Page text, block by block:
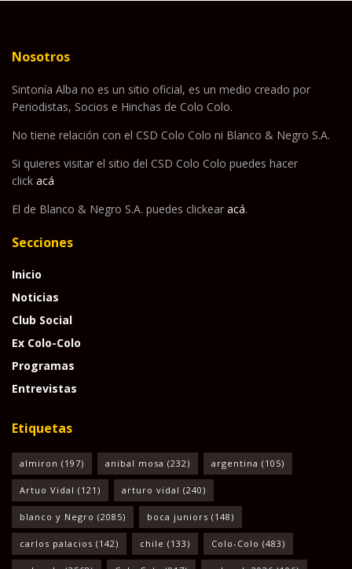
Nosotros
Sintonía Alba no es un sitio oficial, es un medio creado por
Periodistas, Socios e Hinchas de Colo Colo.
No tiene relación con el CSD Colo Colo ni Blanco & Negro S.A.
Si quieres visitar el sitio del CSD Colo Colo puedes hacer
click acá
El de Blanco & Negro S.A. puedes clickear acá.
Secciones
Inicio
Noticias
Club Social
Ex Colo-Colo
Programas
Entrevistas
Etiquetas
almiron (197) anibal mosa (232) argentina (105)
Artuo Vidal (121) arturo vidal (240)
blanco y Negro (2085) boca juniors (148)
carlos palacios (142) chile (133) Colo-Colo (483)